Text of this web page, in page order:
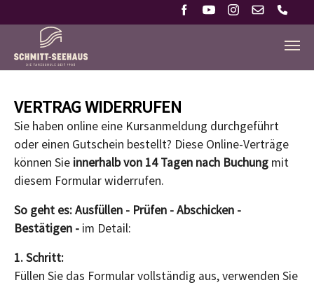
VERTRAG WIDERRUFEN
Sie haben online eine Kursanmeldung durchgeführt
oder einen Gutschein bestellt? Diese Online-Verträge
können Sie innerhalb von 14 Tagen nach Buchung mit
diesem Formular widerrufen.
So geht es: Ausfüllen - Prüfen - Abschicken -
Bestätigen - im Detail:
1. Schritt:
Füllen Sie das Formular vollständig aus, verwenden Sie